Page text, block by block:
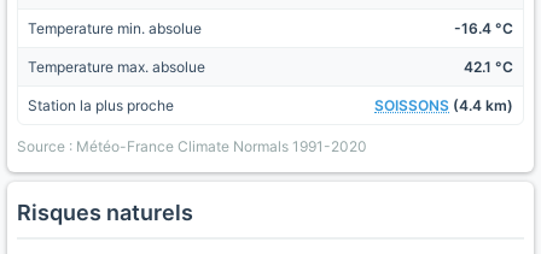
Temperature min. absolue -16.4 °C
Temperature max. absolue 42.1 °C
Station la plus proche SOISSONS (4.4 km)
Source : Météo-France Climate Normals 1991-2020
Risques naturels